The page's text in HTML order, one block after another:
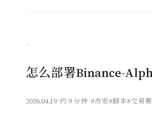
–
怎么部署Binance-
2026.04.19·约 9 分钟 ·#币安#脚本#交易赛